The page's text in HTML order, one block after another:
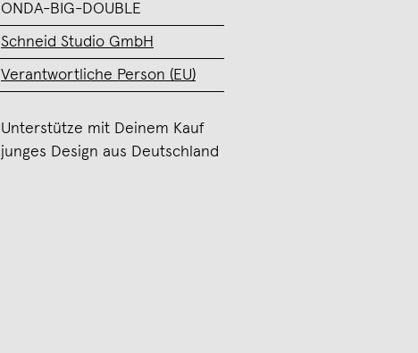
ONDA-BIG-DOUBLE
Schneid Studio GmbH
Verantwortliche Person (EU)
Unterstütze mit Deinem Kauf
junges Design aus Deutschland